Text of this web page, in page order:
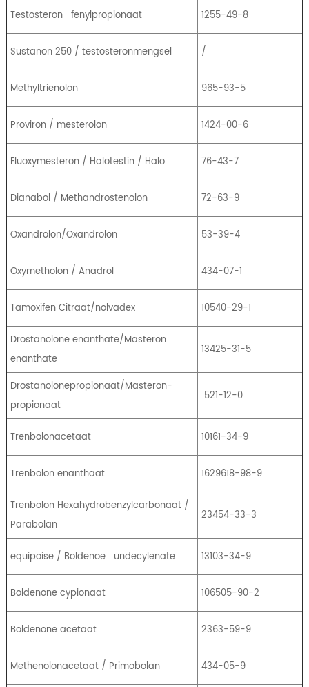
Testosteron fenylpropionaat 1255-49-8
Sustanon 250 / testosteronmengsel /
Methyltrienolon 965-93-5
Proviron / mesterolon 1424-00-6
Fluoxymesteron / Halotestin / Halo 76-43-7
Dianabol / Methandrostenolon 72-63-9
Oxandrolon/Oxandrolon 53-39-4
Oxymetholon / Anadrol 434-07-1
Tamoxifen Citraat/nolvadex 10540-29-1
Drostanolone enanthate/Masteron
enanthate
13425-31-5
Drostanolonepropionaat/Masteron-
propionaat
521-12-0
Trenbolonacetaat 10161-34-9
Trenbolon enanthaat 1629618-98-9
Trenbolon Hexahydrobenzylcarbonaat /
Parabolan
23454-33-3
equipoise / Boldenoe undecylenate 13103-34-9
Boldenone cypionaat 106505-90-2
Boldenone acetaat 2363-59-9
Methenolonacetaat / Primobolan 434-05-9